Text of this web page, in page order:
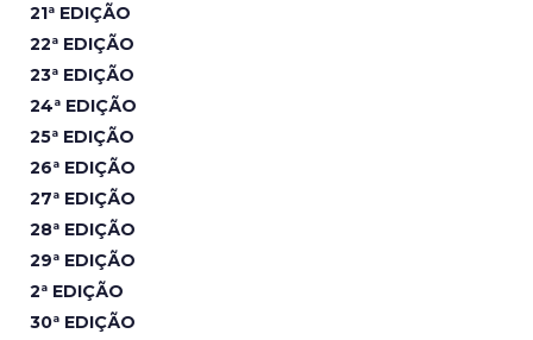
21ª EDIÇÃO
22ª EDIÇÃO
23ª EDIÇÃO
24ª EDIÇÃO
25ª EDIÇÃO
26ª EDIÇÃO
27ª EDIÇÃO
28ª EDIÇÃO
29ª EDIÇÃO
2ª EDIÇÃO
30ª EDIÇÃO